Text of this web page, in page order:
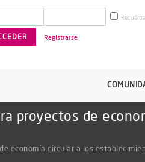
Registrarse
proyectos de
economía circular a los